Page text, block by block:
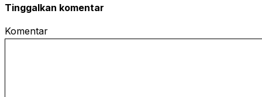
Tinggalkan komentar
Komentar